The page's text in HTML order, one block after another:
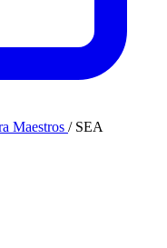
Maestros / SEA